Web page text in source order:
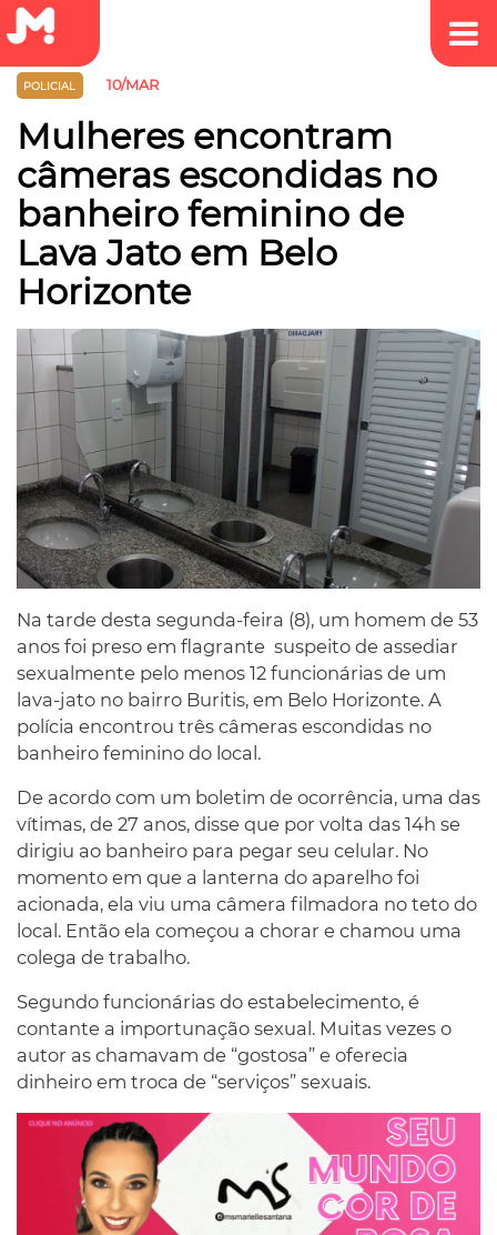
POLICIAL 10/MAR
Mulheres encontram
câmeras escondidas no
banheiro feminino de
Lava Jato em Belo
Horizonte
Na tarde desta segunda-feira (8), um homem de 53
anos foi preso em flagrante suspeito de assediar
sexualmente pelo menos 12 funcionárias de um
lava-jato no bairro Buritis, em Belo Horizonte. A
polícia encontrou três câmeras escondidas no
banheiro feminino do local.
De acordo com um boletim de ocorrência, uma das
vítimas, de 27 anos, disse que por volta das 14h se
dirigiu ao banheiro para pegar seu celular. No
momento em que a lanterna do aparelho foi
acionada, ela viu uma câmera filmadora no teto do
local. Então ela começou a chorar e chamou uma
colega de trabalho.
Segundo funcionárias do estabelecimento, é
contante a importunação sexual. Muitas vezes o
autor as chamavam de “gostosa” e oferecia
dinheiro em troca de “serviços” sexuais.